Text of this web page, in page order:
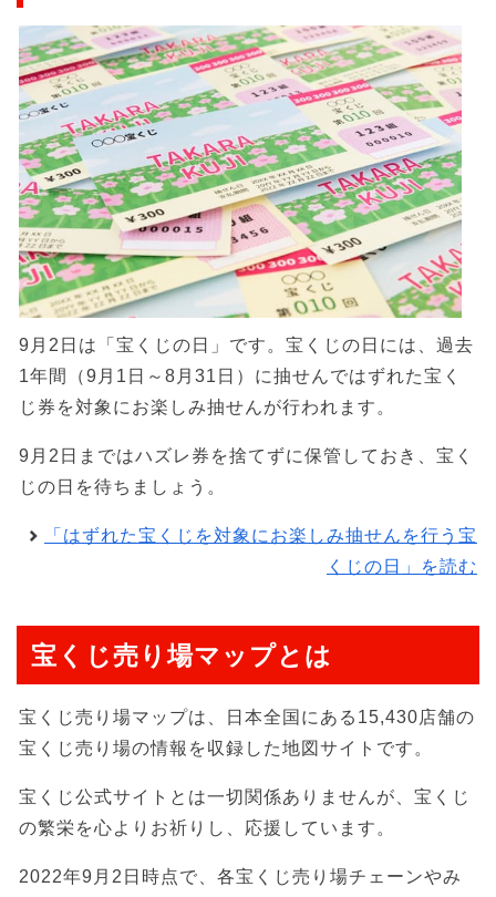
9月2日は「宝くじの日」です。宝くじの日には、過去
1年間（9月1日～8月31日）に抽せんではずれた宝く
じ券を対象にお楽しみ抽せんが行われます。
9月2日まではハズレ券を捨てずに保管しておき、宝く
じの日を待ちましょう。
「はずれた宝くじを対象にお楽しみ抽せんを行う宝
くじの日」を読む
宝くじ売り場マップとは
宝くじ売り場マップは、日本全国にある15,430店舗の
宝くじ売り場の情報を収録した地図サイトです。
宝くじ公式サイトとは一切関係ありませんが、宝くじ
の繁栄を心よりお祈りし、応援しています。
2022年9月2日時点で、各宝くじ売り場チェーンやみ